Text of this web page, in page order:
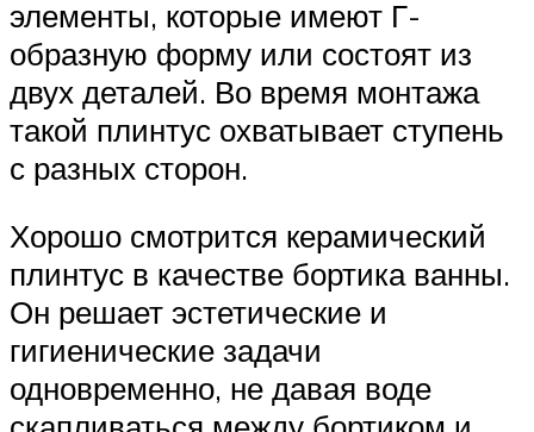
элементы, которые имеют Г-
образную форму или состоят из
двух деталей. Во время монтажа
такой плинтус охватывает ступень
с разных сторон.
Хорошо смотрится керамический
плинтус в качестве бортика ванны.
Он решает эстетические и
гигиенические задачи
одновременно, не давая воде